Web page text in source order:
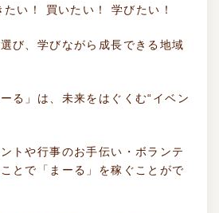
い！ 買いたい！ 学びたい！
び、学びながら成長できる地域
る」は、未来をはぐくむ“イベン
トや行事のお手伝い・ボランテ
とで「まーる」を稼ぐことがで